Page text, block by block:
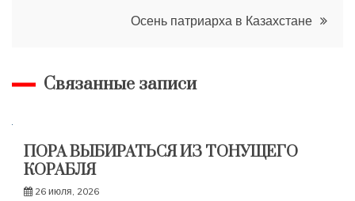
Осень патриарха в Казахстане
Связанные записи
ПОРА ВЫБИРАТЬСЯ ИЗ ТОНУЩЕГО
КОРАБЛЯ
26 июля, 2026